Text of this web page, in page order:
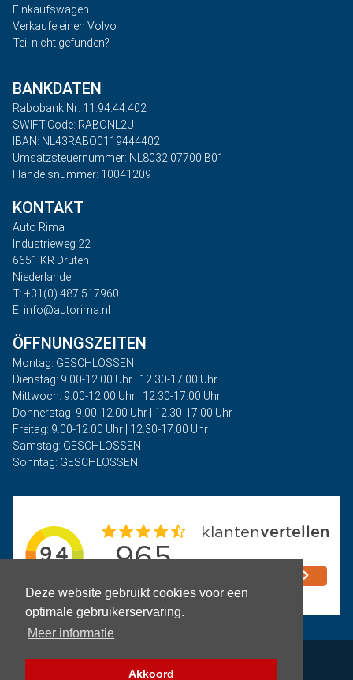
Deze website gebruikt cookies voor een
optimale gebruikerservaring.
Meer informatie
Akkoord
Einkaufswagen
Verkaufe einen Volvo
Teil nicht gefunden?
BANKDATEN
Rabobank Nr: 11.94.44.402
SWIFT-Code: RABONL2U
IBAN: NL43RABO0119444402
Umsatzsteuernummer: NL8032.07700.B01
Handelsnummer: 10041209
KONTAKT
Auto Rima
Industrieweg 22
6651 KR Druten
Niederlande
T: +31(0) 487 517960
E: info@autorima.nl
ÖFFNUNGSZEITEN
Montag: GESCHLOSSEN
Dienstag: 9.00-12.00 Uhr | 12.30-17.00 Uhr
Mittwoch: 9.00-12.00 Uhr | 12.30-17.00 Uhr
Donnerstag: 9.00-12.00 Uhr | 12.30-17.00 Uhr
Freitag: 9.00-12.00 Uhr | 12.30-17.00 Uhr
Samstag: GESCHLOSSEN
Sonntag: GESCHLOSSEN
Privacy